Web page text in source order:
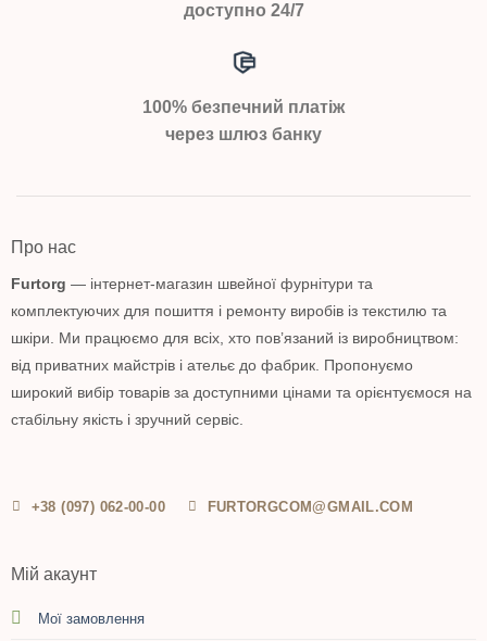
доступно 24/7
100% безпечний платіж
через шлюз банку
Про нас
Furtorg — інтернет-магазин швейної фурнітури та
комплектуючих для пошиття і ремонту виробів із текстилю та
шкіри. Ми працюємо для всіх, хто пов’язаний із виробництвом:
від приватних майстрів і ательє до фабрик. Пропонуємо
широкий вибір товарів за доступними цінами та орієнтуємося на
стабільну якість і зручний сервіс.
+38 (097) 062-00-00 FURTORGCOM@GMAIL.COM
Мій акаунт
Мої замовлення